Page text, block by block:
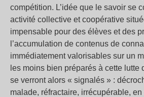
compétition. L’idée que le savoir se
activité collective et coopérative
impensable pour des élèves et des
l’accumulation de contenus de
immédiatement valorisables sur un
les moins bien préparés à cette lutte
se verront alors « signalés » :
malade, réfractaire, irrécupérable,